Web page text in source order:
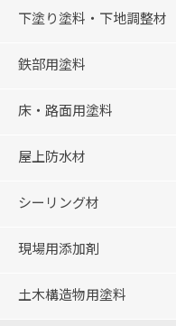
下塗り塗料・下地調整材
鉄部用塗料
床・路面用塗料
屋上防水材
シーリング材
現場用添加剤
土木構造物用塗料